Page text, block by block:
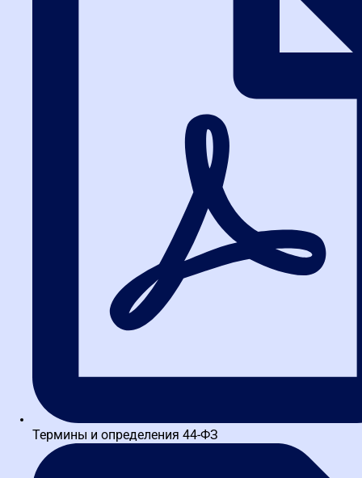
электронное актирование и
структурированная заявка
Сразу отправим в
Telegram, MAX или
WhatsApp